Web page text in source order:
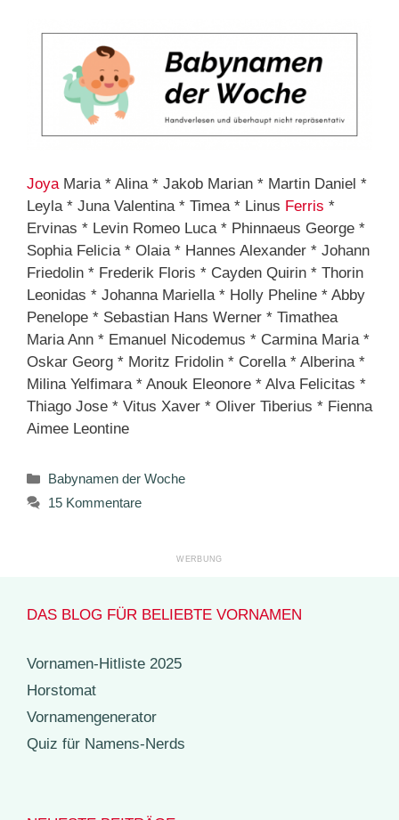
JoyaMaria * Alina * Jakob Marian * Martin Daniel *
Leyla * Juna Valentina * Timea * Linus Ferris *
Ervinas * Levin Romeo Luca * Phinnaeus George *
Sophia Felicia * Olaia * Hannes Alexander * Johann
Friedolin * Frederik Floris * Cayden Quirin * Thorin
Leonidas * Johanna Mariella * Holly Pheline * Abby
Penelope * Sebastian Hans Werner * Timathea
Maria Ann * Emanuel Nicodemus * Carmina Maria *
Oskar Georg * Moritz Fridolin * Corella * Alberina *
Milina Yelfimara * Anouk Eleonore * Alva Felicitas *
Thiago Jose * Vitus Xaver * Oliver Tiberius * Fienna
Aimee Leontine
Kategorien
Babynamen der Woche
15 Kommentare
DAS BLOG FÜR BELIEBTE VORNAMEN
Vornamen-Hitliste 2025
Horstomat
Vornamengenerator
Quiz für Namens-Nerds